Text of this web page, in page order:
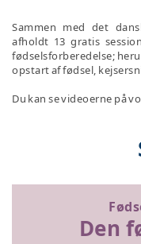
Sammen med det
afholdt 13 gratis
fødselsforberedelse;
opstart af fødsel,
Du kan se videoerne på
Den